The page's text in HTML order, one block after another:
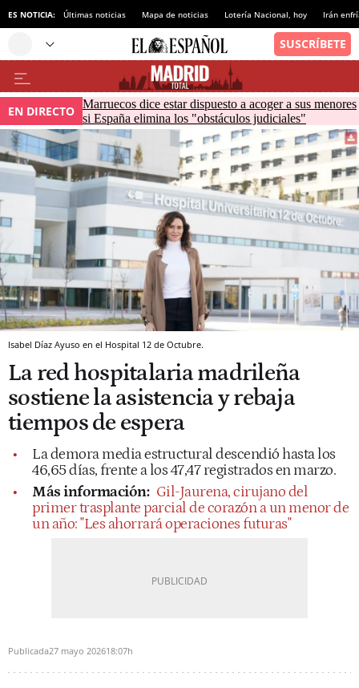
ES NOTICIA: Últimas noticias Mapa de noticias Lotería Nacional, hoy Irán
EN DIRECTO Marruecos dice estar dispuesto a acoger a sus menores
si España elimina los "obstáculos judiciales"
Isabel Díaz Ayuso en el Hospital 12 de Octubre.
La red hospitalaria madrileña
sostiene la asistencia y rebaja
tiempos de espera
La demora media estructural descendió hasta los
46,65 días, frente a los 47,47 registrados en marzo.
Más información: Gil-Jaurena, cirujano del
primer trasplante parcial de corazón a un menor de
un año: "Les ahorrará operaciones futuras"
Publicada27 mayo 202618:07h